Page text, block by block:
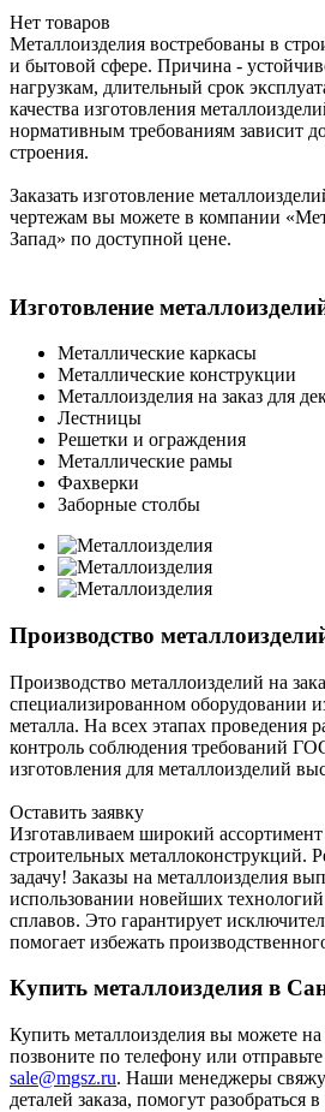
Нет товаров
Металлоизделия востребованы в
и бытовой сфере. Причина -
нагрузкам, длительный срок
качества изготовления
нормативным требованиям зависит
строения.
Заказать изготовление
чертежам вы можете в компании
Запад» по доступной цене.
Изготовление
Металлические каркасы
Металлические конструкции
Металлоизделия на заказ для
Лестницы
Решетки и ограждения
Металлические рамы
Фахверки
Заборные столбы
Производство
Производство металлоизделий на
специализированном оборудовании
металла. На всех этапах проведения
контроль соблюдения требований
изготовления для металлоизделий
Оставить заявку
Изготавливаем широкий
строительных
задачу! Заказы на металлоизделия
использовании новейших
сплавов. Это гарантирует
помогает избежать
Купить металлоизделия в
Купить металлоизделия вы можете
позвоните по телефону или
sale@mgsz.ru. Наши менеджеры
деталей заказа, помогут разобраться